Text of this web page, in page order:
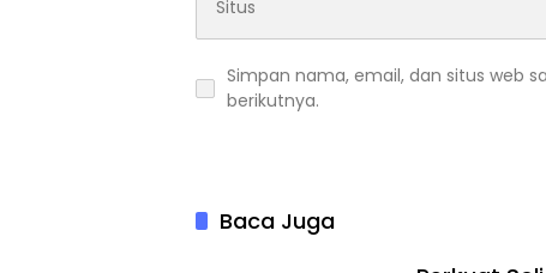
Simpan nama, email, dan situs web
berikutnya.
Baca Juga